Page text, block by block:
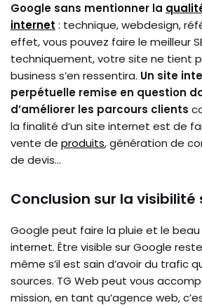
Google sans mentionner la
internet : technique, webdesign,
effet, vous pouvez faire le meilleur
techniquement, votre site ne tient
business s’en ressentira. Un site
perpétuelle remise en question
d’améliorer les parcours clients
la finalité d’un site internet est de
vente de produits, génération de
de devis…
Conclusion sur la visibilité
Google peut faire la pluie et le
internet. Être visible sur Google
même s’il est sain d’avoir du trafic
sources. TG Web peut vous
mission, en tant qu’agence web,